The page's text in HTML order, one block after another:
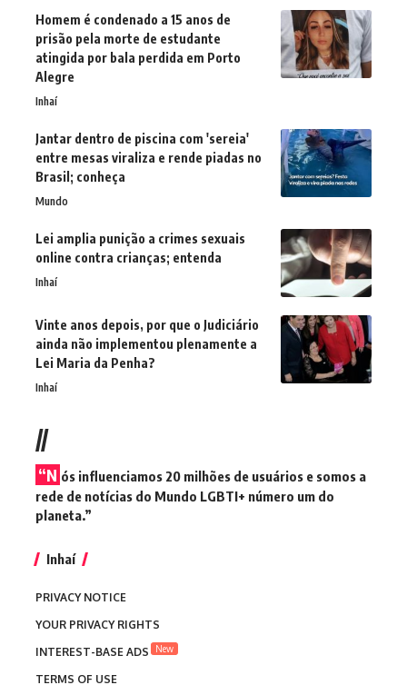
Homem é condenado a 15 anos de
prisão pela morte de estudante
atingida por bala perdida em Porto
Alegre
Inhaí
Jantar dentro de piscina com 'sereia'
entre mesas viraliza e rende piadas no
Brasil; conheça
Mundo
Lei amplia punição a crimes sexuais
online contra crianças; entenda
Inhaí
Vinte anos depois, por que o Judiciário
ainda não implementou plenamente a
Lei Maria da Penha?
Inhaí
//
“N ós influenciamos 20 milhões de usuários e somos a
rede de notícias do Mundo LGBTI+ número um do
planeta.”
Inhaí
PRIVACY NOTICE
YOUR PRIVACY RIGHTS
INTEREST-BASE ADS
New
TERMS OF USE